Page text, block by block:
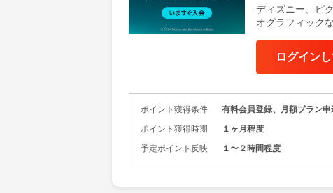
ディズニー、ピ
オグラフィック
ログイン
ポイント獲得条件
有料会員登録、月額プラン
ポイント獲得時期
１ヶ月程度
予定ポイント反映
１〜２時間程度